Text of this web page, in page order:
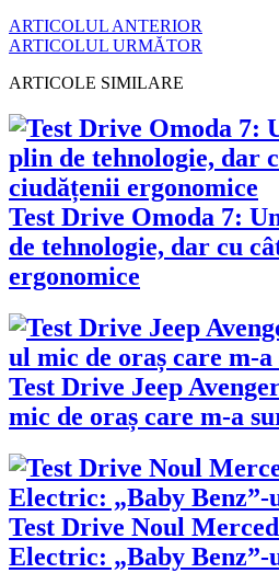
ARTICOLUL ANTERIOR
ARTICOLUL URMĂTOR
ARTICOLE SIMILARE
Test Drive Omoda 7:
de tehnologie, dar cu
ergonomice
Test Drive Jeep
mic de oraș care m-a
Test Drive Noul
Electric: „Baby Benz”-